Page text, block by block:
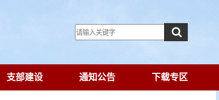
支部建设 通知公告 下载专区